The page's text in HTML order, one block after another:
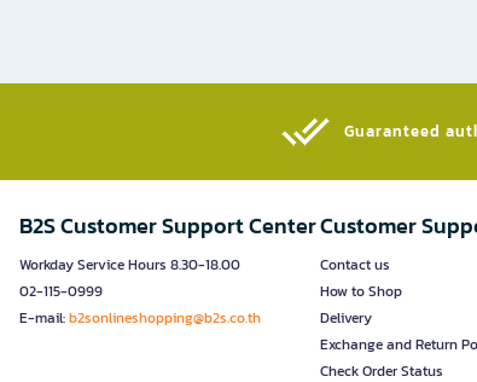
Guaranteed
B2S Customer Support Center
Workday Service Hours 8.30-18.00
02-115-0999
E-mail:b2sonlineshopping@b2s.co.th
Customer
Contact us
How to Shop
Delivery
Exchange and Return
Check Order Status